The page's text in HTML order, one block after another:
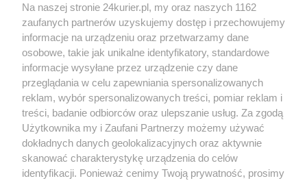
Dzieje się w najstarszym polskim kinie. Pionier
z nominacją do Nagrody PISF
POGODA
22℃
Zobacz prognozę na 3 dni
Na naszej stronie 24kurier.pl, my oraz naszych 1162
zaufanych partnerów uzyskujemy dostęp i przechowujemy
informacje na urządzeniu oraz przetwarzamy dane
osobowe, takie jak unikalne identyfikatory, standardowe
informacje wysyłane przez urządzenie czy dane
przeglądania w celu zapewniania spersonalizowanych
reklam, wybór spersonalizowanych treści, pomiar reklam i
treści, badanie odbiorców oraz ulepszanie usług. Za zgodą
Użytkownika my i Zaufani Partnerzy możemy używać
dokładnych danych geolokalizacyjnych oraz aktywnie
skanować charakterystykę urządzenia do celów
identyfikacji. Ponieważ cenimy Twoją prywatność, prosimy